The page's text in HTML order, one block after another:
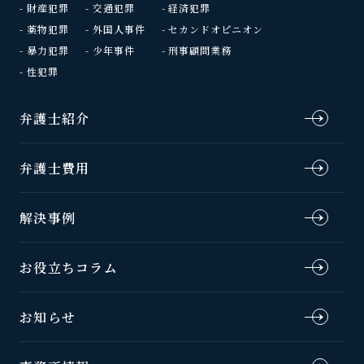
財産犯罪
薬物犯罪
暴力犯罪
性犯罪
交通犯罪
外国人事件
少年事件
経済犯罪
セカンドオピニオン
刑事顧問業務
弁護士紹介
弁護士費用
解決事例
お役立ちコラム
お知らせ